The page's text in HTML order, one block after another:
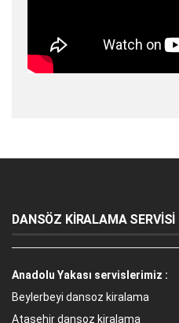
DANSÖZ KİRALAMA SERVİSİ
Anadolu Yakası servislerimiz :
Beylerbeyi dansoz kiralama
Ataşehir dansoz kiralama